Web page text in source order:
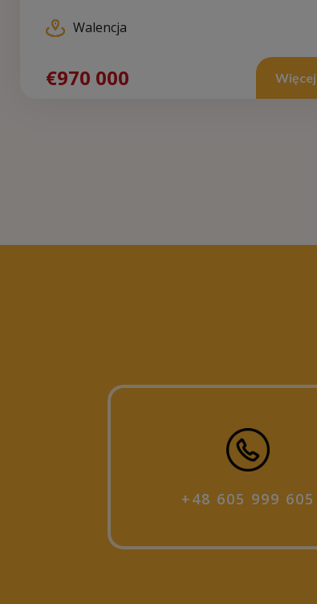
Walencja
€970 000 Więcej
+48 605 999 605